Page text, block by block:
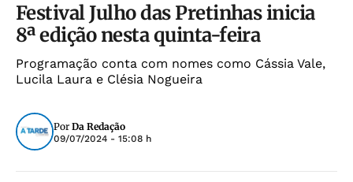
Festival Julho das Pretinhas inicia
8ª edição nesta quinta-feira
Programação conta com nomes como Cássia Vale,
Lucila Laura e Clésia Nogueira
Por Da Redação
09/07/2024 - 15:08 h